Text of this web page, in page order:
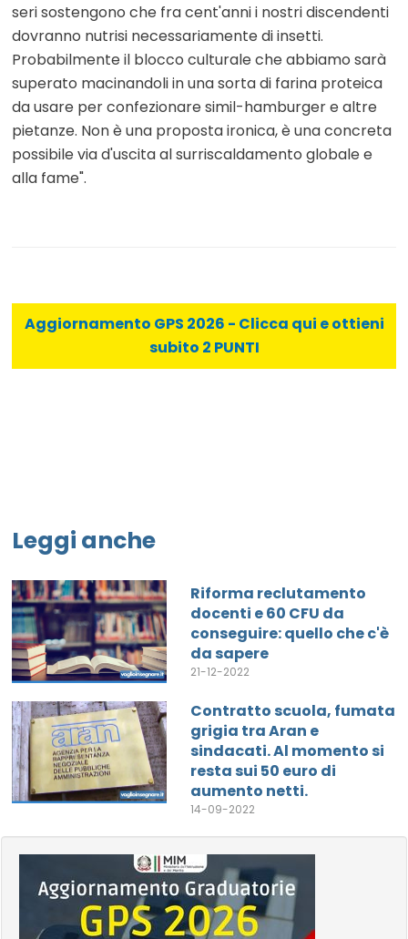
seri sostengono che fra cent'anni i nostri discendenti
dovranno nutrisi necessariamente di insetti.
Probabilmente il blocco culturale che abbiamo sarà
superato macinandoli in una sorta di farina proteica
da usare per confezionare simil-hamburger e altre
pietanze. Non è una proposta ironica, è una concreta
possibile via d'uscita al surriscaldamento globale e
alla fame".
Aggiornamento GPS 2026 - Clicca qui e ottieni
subito 2 PUNTI
Leggi anche
Riforma reclutamento
docenti e 60 CFU da
conseguire: quello che c'è
da sapere
21-12-2022
Contratto scuola, fumata
grigia tra Aran e
sindacati. Al momento si
resta sui 50 euro di
aumento netti.
14-09-2022